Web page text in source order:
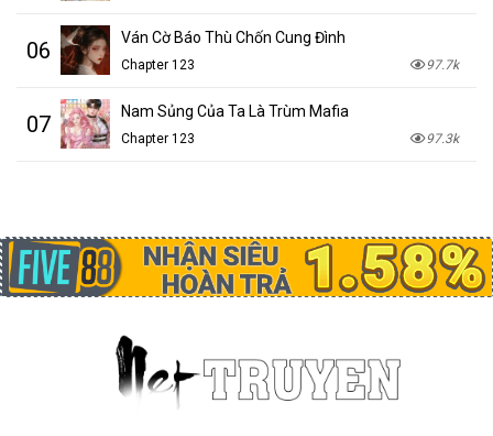
06 Ván Cờ Báo Thù Chốn Cung Đình
Chapter 123 97.7k
07 Nam Sủng Của Ta Là Trùm Mafia
Chapter 123 97.3k